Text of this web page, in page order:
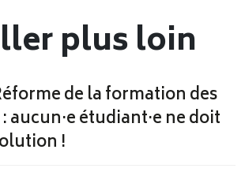
plus loin
de la formation des
aucun·e étudiant·e ne doit
!